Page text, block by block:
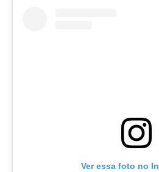
Ver essa foto no